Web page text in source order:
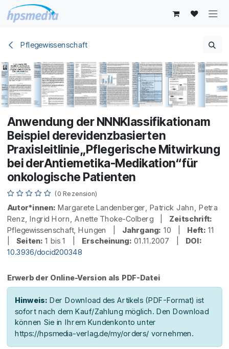
Zum Inhalt springen
Pflegewissenschaft
Anwendung der NNNKlassifikationam
Beispiel derevidenzbasierten
Praxisleitlinie„Pflegerische Mitwirkung
bei derAntiemetika-Medikation“für
onkologische Patienten
(0 Rezension)
Autor*innen: Margarete Landenberger, Patrick Jahn, Petra
Renz, Ingrid Horn, Anette Thoke-Colberg | Zeitschrift:
Pflegewissenschaft, Hungen | Jahrgang: 10 | Heft: 11
Seiten: 1 bis 1 | Erscheinung: 01.11.2007 | DOI:
10.3936/docid200348
Erwerb der Online-Version als PDF-Datei
Hinweis: Der Download des Artikels (PDF-Format) ist
sofort nach dem Kauf/Zahlung möglich. Den Download
können Sie in Ihrem Kundenkonto unter
https://hpsmedia-verlag.de/my/orders/ vornehmen.